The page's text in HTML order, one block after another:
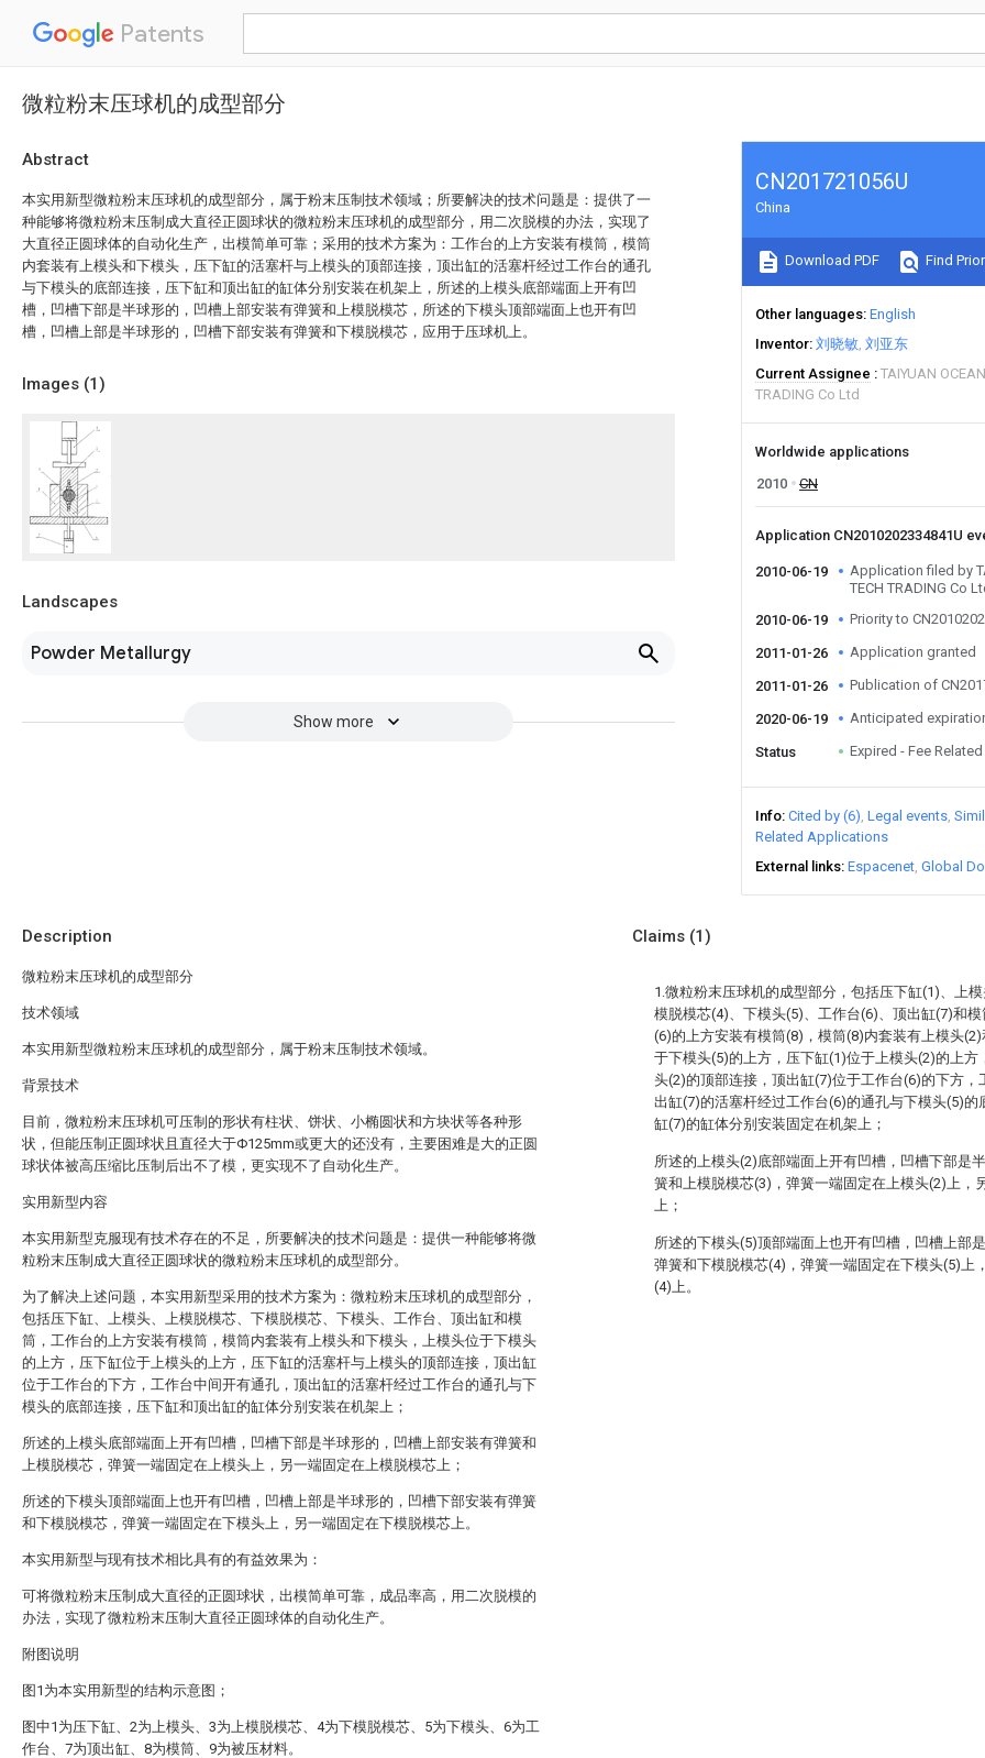
Patents
微粒粉末压球机的成型部分
Abstract
本实用新型微粒粉末压球机的成型部分，属于粉末压制技术领域；所要解决的技术问题是：提供了一
种能够将微粒粉末压制成大直径正圆球状的微粒粉末压球机的成型部分，用二次脱模的办法，实现了
大直径正圆球体的自动化生产，出模简单可靠；采用的技术方案为：工作台的上方安装有模筒，模筒
内套装有上模头和下模头，压下缸的活塞杆与上模头的顶部连接，顶出缸的活塞杆经过工作台的通孔
与下模头的底部连接，压下缸和顶出缸的缸体分别安装在机架上，所述的上模头底部端面上开有凹
槽，凹槽下部是半球形的，凹槽上部安装有弹簧和上模脱模芯，所述的下模头顶部端面上也开有凹
槽，凹槽上部是半球形的，凹槽下部安装有弹簧和下模脱模芯，应用于压球机上。
Images (1)
Landscapes
Powder Metallurgy
Show more
CN201721056U
China
Download PDF Find
Other languages English
Inventor 刘晓敏 刘亚东
Current Assignee
TAIYUAN
TRADING Co Ltd
Worldwide applications
2010
CN
Application CN2010202334841U
2010-06-19
Application filed by
TECH TRADING Co
2010-06-19
Priority to
2011-01-26 Application granted
2011-01-26 Publication of
2020-06-19 Anticipated
Status Expired - Fee Related
Info Cited by (6) Legal events
Related Applications
External links Espacenet Global
Description
微粒粉末压球机的成型部分
技术领域
本实用新型微粒粉末压球机的成型部分，属于粉末压制技术领域。
背景技术
目前，微粒粉末压球机可压制的形状有柱状、饼状、小椭圆状和方块状等各种形
状，但能压制正圆球状且直径大于Φ125mm或更大的还没有，主要困难是大的正圆
球状体被高压缩比压制后出不了模，更实现不了自动化生产。
实用新型内容
本实用新型克服现有技术存在的不足，所要解决的技术问题是：提供一种能够将微
粒粉末压制成大直径正圆球状的微粒粉末压球机的成型部分。
为了解决上述问题，本实用新型采用的技术方案为：微粒粉末压球机的成型部分，
包括压下缸、上模头、上模脱模芯、下模脱模芯、下模头、工作台、顶出缸和模
筒，工作台的上方安装有模筒，模筒内套装有上模头和下模头，上模头位于下模头
的上方，压下缸位于上模头的上方，压下缸的活塞杆与上模头的顶部连接，顶出缸
位于工作台的下方，工作台中间开有通孔，顶出缸的活塞杆经过工作台的通孔与下
模头的底部连接，压下缸和顶出缸的缸体分别安装在机架上；
所述的上模头底部端面上开有凹槽，凹槽下部是半球形的，凹槽上部安装有弹簧和
上模脱模芯，弹簧一端固定在上模头上，另一端固定在上模脱模芯上；
所述的下模头顶部端面上也开有凹槽，凹槽上部是半球形的，凹槽下部安装有弹簧
和下模脱模芯，弹簧一端固定在下模头上，另一端固定在下模脱模芯上。
本实用新型与现有技术相比具有的有益效果为：
可将微粒粉末压制成大直径的正圆球状，出模简单可靠，成品率高，用二次脱模的
办法，实现了微粒粉末压制大直径正圆球体的自动化生产。
附图说明
图1为本实用新型的结构示意图；
图中1为压下缸、2为上模头、3为上模脱模芯、4为下模脱模芯、5为下模头、6为工
作台、7为顶出缸、8为模筒、9为被压材料。
Claims (1)
1.微粒粉末压球机的成型部分，包括压下缸(1)、上
模脱模芯(4)、下模头(5)、工作台(6)、顶出缸(7)和
(6)的上方安装有模筒(8)，模筒(8)内套装有上模头
于下模头(5)的上方，压下缸(1)位于上模头(2)的上方
头(2)的顶部连接，顶出缸(7)位于工作台(6)的下方，
出缸(7)的活塞杆经过工作台(6)的通孔与下模头(5)的
缸(7)的缸体分别安装固定在机架上；
所述的上模头(2)底部端面上开有凹槽，凹槽下部是
簧和上模脱模芯(3)，弹簧一端固定在上模头(2)上，
上；
所述的下模头(5)顶部端面上也开有凹槽，凹槽上部
弹簧和下模脱模芯(4)，弹簧一端固定在下模头(5)上
(4)上。